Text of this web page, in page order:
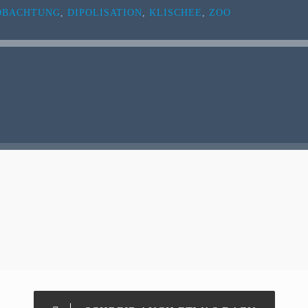
, DIPOLISATION, KLISCHEE , ZOO